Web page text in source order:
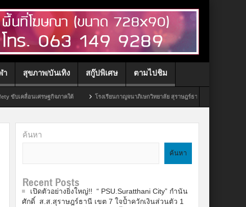
า สุขภาพ/บันเทิง สกู๊ปพิเศษ ตามไปชิม
ศรษฐกิจภาคใต้ โรงเรียนกาญจนาภิเษกวิทยาลัย สุราษฎร์ธานี จัดพิธีโครงการบรรพชาสาม
ค้นหา
ค้นหา
Recent Posts
เปิดตัวอย่างยิ่งใหญ่!! “ PSU.Suratthani City” กำนัน
ศักดิ์ ส.ส.สุราษฎร์ธานี เขต 7 ใจป้ำควักเงินส่วนตัว 1